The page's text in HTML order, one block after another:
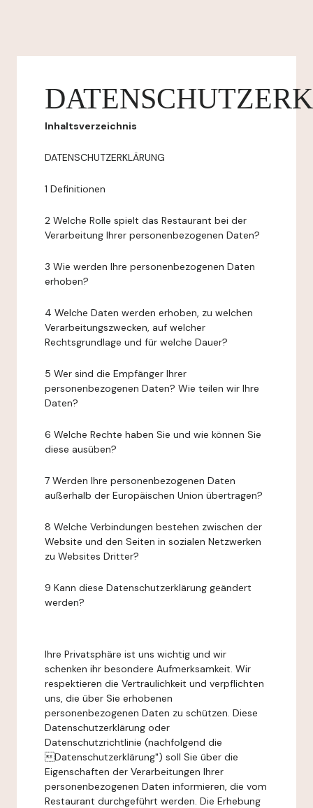
Inhaltsverzeichnis
DATENSCHUTZERKLÄRUNG
1 Definitionen
2 Welche Rolle spielt das Restaurant bei der
Verarbeitung Ihrer personenbezogenen Daten?
3 Wie werden Ihre personenbezogenen Daten
erhoben?
4 Welche Daten werden erhoben, zu welchen
Verarbeitungszwecken, auf welcher
Rechtsgrundlage und für welche Dauer?
5 Wer sind die Empfänger Ihrer
personenbezogenen Daten? Wie teilen wir Ihre
Daten?
6 Welche Rechte haben Sie und wie können Sie
diese ausüben?
7 Werden Ihre personenbezogenen Daten
außerhalb der Europäischen Union übertragen?
8 Welche Verbindungen bestehen zwischen der
Website und den Seiten in sozialen Netzwerken
zu Websites Dritter?
9 Kann diese Datenschutzerklärung geändert
werden?
Ihre Privatsphäre ist uns wichtig und wir
schenken ihr besondere Aufmerksamkeit. Wir
respektieren die Vertraulichkeit und verpflichten
uns, die über Sie erhobenen
personenbezogenen Daten zu schützen. Diese
Datenschutzerklärung oder
Datenschutzrichtlinie (nachfolgend die
Datenschutzerklärung") soll Sie über die
Eigenschaften der Verarbeitungen Ihrer
personenbezogenen Daten informieren, die vom
Restaurant durchgeführt werden. Die Erhebung